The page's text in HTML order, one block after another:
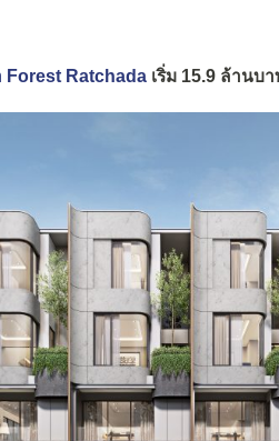
Forest Ratchada เริ่ม 15.9 ล้านบา